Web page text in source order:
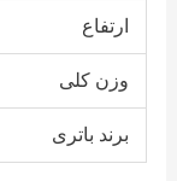
ارتفاع
وزن کلی
برند باتری